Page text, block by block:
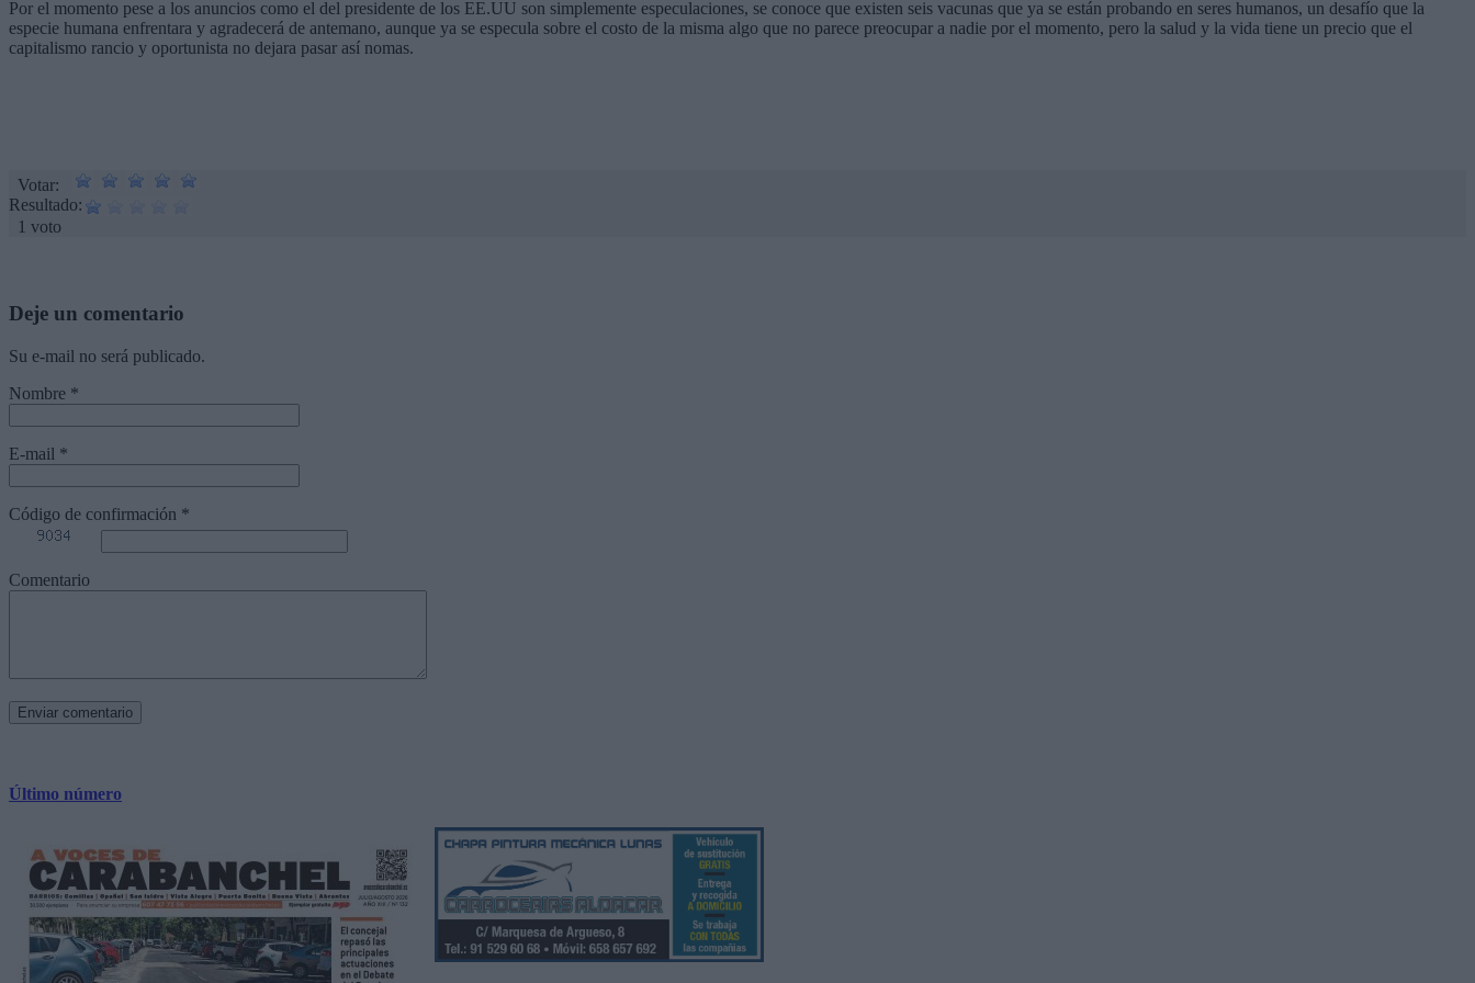
Por el momento pese a los anuncios como el del presidente de los EE.UU son simplemente especulaciones, se conoce que existen seis vacunas que ya se están probando en seres humanos, un desafío que la
especie humana enfrentara y agradecerá de antemano, aunque ya se especula sobre el costo de la misma algo que no parece preocupar a nadie por el momento, pero la salud y la vida tiene un precio que el
capitalismo rancio y oportunista no dejara pasar así nomas.
Votar:
Resultado:
1 voto
Deje un comentario
Su e-mail no será publicado.
Nombre *
E-mail *
Código de confirmación *
Comentario
Último número